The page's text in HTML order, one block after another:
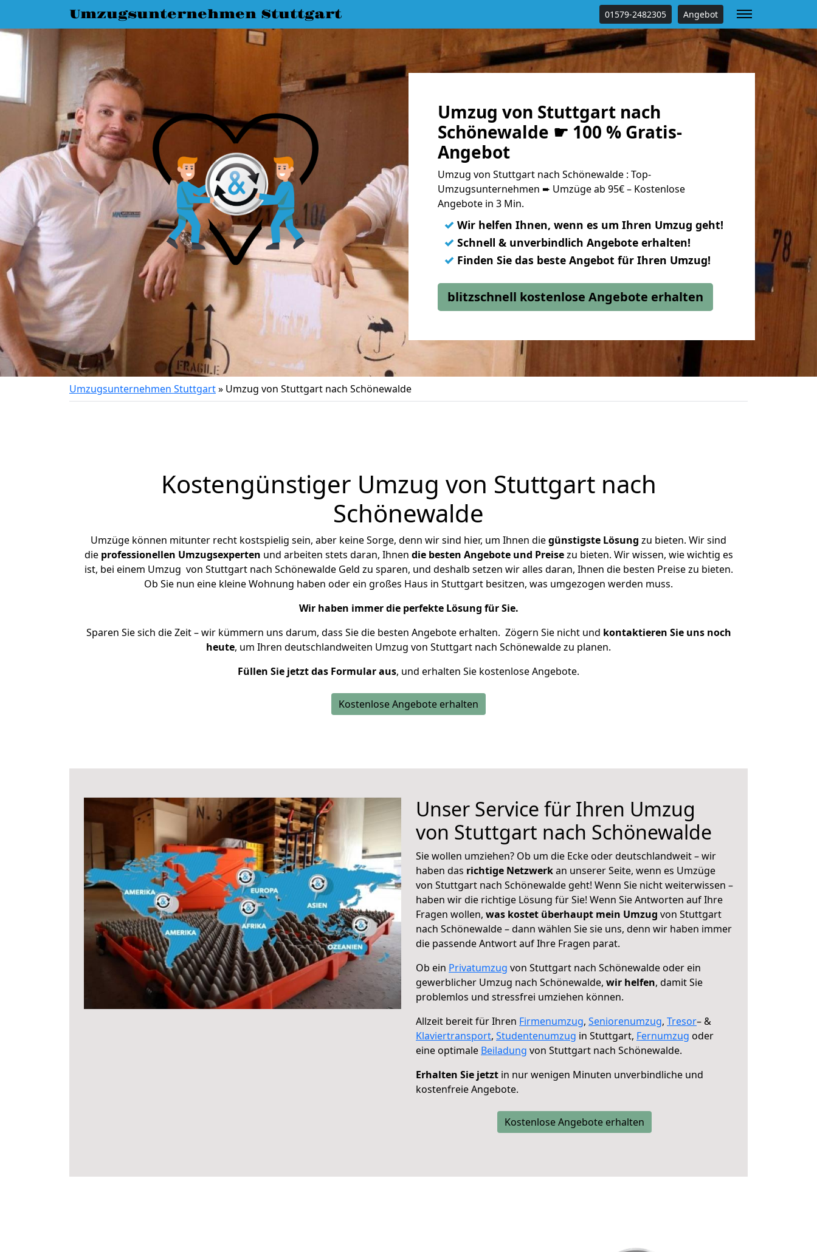
Umzugsunternehmen Stuttgart 01579-2482305 Angebot
Umzug von Stuttgart nach
Schönewalde ☛ 100 % Gratis-
Angebot
Umzug von Stuttgart nach Schönewalde : Top-
Umzugsunternehmen ➨ Umzüge ab 95€ – Kostenlose
Angebote in 3 Min.
✓ Wir helfen Ihnen, wenn es um Ihren Umzug geht!
✓ Schnell & unverbindlich Angebote erhalten!
✓ Finden Sie das beste Angebot für Ihren Umzug!
blitzschnell kostenlose Angebote erhalten
Umzugsunternehmen Stuttgart» Umzug von Stuttgart nach Schönewalde
Kostengünstiger Umzug von Stuttgart nach
Schönewalde
Umzüge können mitunter recht kostspielig sein, aber keine Sorge, denn wir sind hier, um Ihnen diegünstigste Lösung zu bieten. Wir sind
die professionellen Umzugsexperten und arbeiten stets daran, Ihnen die besten Angebote und Preisezu bieten. Wir wissen, wie wichtig es
ist, bei einem Umzug von Stuttgart nach Schönewalde Geld zu sparen, und deshalb setzen wir alles daran, Ihnen die besten Preise zu bieten.
Ob Sie nun eine kleine Wohnung haben oder ein großes Haus in Stuttgart besitzen, was umgezogen werden muss.
Wir haben immer die perfekte Lösung für Sie.
Sparen Sie sich die Zeit – wir kümmern uns darum, dass Sie die besten Angebote erhalten. Zögern Sie nicht und kontaktieren Sie uns noch
heute, um Ihren deutschlandweiten Umzug von Stuttgart nach Schönewalde zu planen.
Füllen Sie jetzt das Formular aus, und erhalten Sie kostenlose Angebote.
Kostenlose Angebote erhalten
Unser Service für Ihren Umzug
von Stuttgart nach Schönewalde
Sie wollen umziehen? Ob um die Ecke oder deutschlandweit – wir
haben das richtige Netzwerkan unserer Seite, wenn es Umzüge
von Stuttgart nach Schönewalde geht! Wenn Sie nicht weiterwissen –
haben wir die richtige Lösung für Sie! Wenn Sie Antworten auf Ihre
Fragen wollen, was kostet überhaupt mein Umzug von Stuttgart
nach Schönewalde – dann wählen Sie sie uns, denn wir haben immer
die passende Antwort auf Ihre Fragen parat.
Ob ein Privatumzug von Stuttgart nach Schönewalde oder ein
gewerblicher Umzug nach Schönewalde, wir helfen, damit Sie
problemlos und stressfrei umziehen können.
Allzeit bereit für Ihren Firmenumzug, Seniorenumzug, Tresor– &
Klaviertransport, Studentenumzug in Stuttgart, Fernumzug oder
eine optimale Beiladung von Stuttgart nach Schönewalde.
Erhalten Sie jetzt in nur wenigen Minuten unverbindliche und
kostenfreie Angebote.
Kostenlose Angebote erhalten